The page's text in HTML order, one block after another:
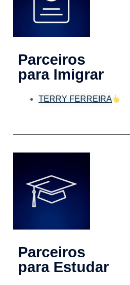
Parceiros
para Imigrar
TERRY FERREIRA
Parceiros
para Estudar